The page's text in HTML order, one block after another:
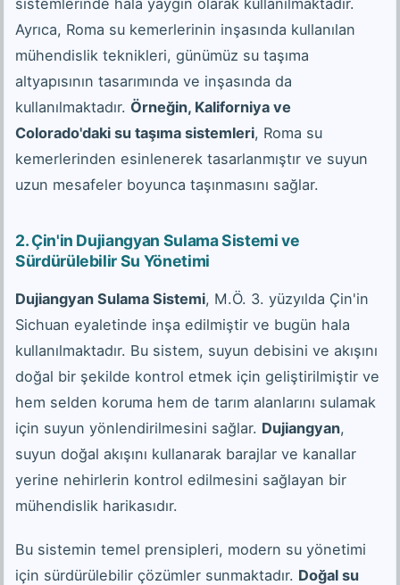
sistemlerinde hala yaygın olarak kullanılmaktadır.
Ayrıca, Roma su kemerlerinin inşasında kullanılan
mühendislik teknikleri, günümüz su taşıma
altyapısının tasarımında ve inşasında da
kullanılmaktadır. Örneğin, Kaliforniya ve
Colorado'daki su taşıma sistemleri, Roma su
kemerlerinden esinlenerek tasarlanmıştır ve suyun
uzun mesafeler boyunca taşınmasını sağlar.
2. Çin'in Dujiangyan Sulama Sistemi ve
Sürdürülebilir Su Yönetimi
Dujiangyan Sulama Sistemi, M.Ö. 3. yüzyılda Çin'in
Sichuan eyaletinde inşa edilmiştir ve bugün hala
kullanılmaktadır. Bu sistem, suyun debisini ve akışını
doğal bir şekilde kontrol etmek için geliştirilmiştir ve
hem selden koruma hem de tarım alanlarını sulamak
için suyun yönlendirilmesini sağlar. Dujiangyan,
suyun doğal akışını kullanarak barajlar ve kanallar
yerine nehirlerin kontrol edilmesini sağlayan bir
mühendislik harikasıdır.
Bu sistemin temel prensipleri, modern su yönetimi
için sürdürülebilir çözümler sunmaktadır. Doğal su